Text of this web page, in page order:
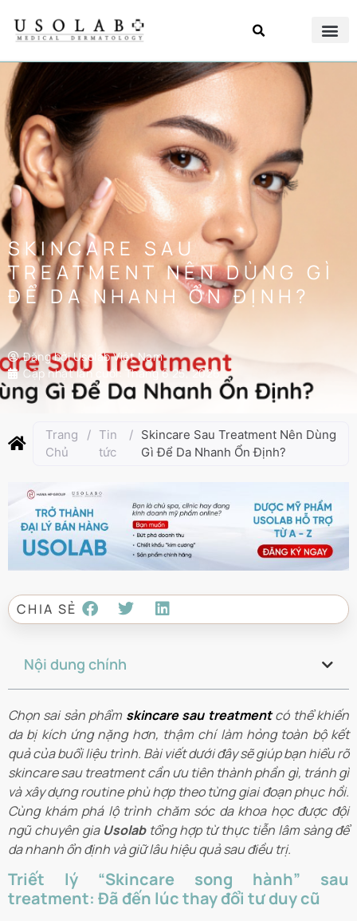
SKINCARE SAU
TREATMENT NÊN DÙNG GÌ
ĐỂ DA NHANH ỔN ĐỊNH?
Đăng bởiUsolab Việt Nam
Cập nhật lần cuối: Tháng 6 25, 2026
Trang
Chủ
/ Tin
tức
/ Skincare Sau Treatment Nên Dùng
Gì Để Da Nhanh Ổn Định?
CHIA SẺ
Nội dung chính
Chọn sai sản phẩm skincare sau treatmentcó thể khiến
da bị kích ứng nặng hơn, thậm chí làm hỏng toàn bộ kết
quả của buổi liệu trình. Bài viết dưới đây sẽ giúp bạn hiểu rõ
skincare sau treatment cần ưu tiên thành phần gì, tránh gì
và xây dựng routine phù hợp theo từng giai đoạn phục hồi.
Cùng khám phá lộ trình chăm sóc da khoa học được đội
ngũ chuyên gia Usolabtổng hợp từ thực tiễn lâm sàng để
da nhanh ổn định và giữ lâu hiệu quả sau điều trị.
Triết lý “Skincare song hành” sau
treatment: Đã đến lúc thay đổi tư duy cũ